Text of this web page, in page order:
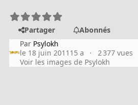
Partager
Abonnés
Par Psylokh
le 18 juin 2011 15 a
2 377 vues
Voir les images de Psylokh